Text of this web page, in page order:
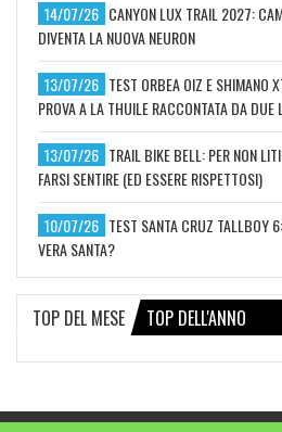
14/07/26 CANYON LUX TRAIL 2027:
DIVENTA LA NUOVA NEURON
13/07/26 TEST ORBEA OIZ E SHIMANO
PROVA A LA THUILE RACCONTATA DA DUE
13/07/26 TRAIL BIKE BELL: PER NON
FARSI SENTIRE (ED ESSERE RISPETTOSI)
10/07/26 TEST SANTA CRUZ TALLBOY
VERA SANTA?
TOP DEL MESE TOP DELL'ANNO